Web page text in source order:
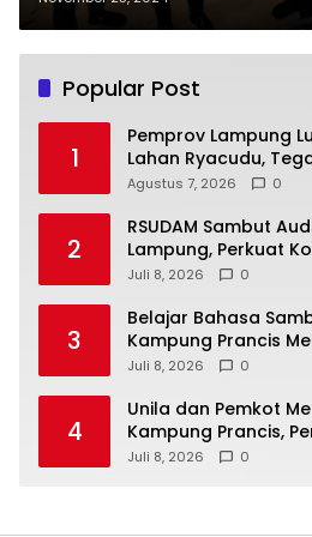
Popular Post
1
Pemprov Lampung
Lahan Ryacudu,
Dipersoalkan Bukan
Agustus 7, 2026 0
2
RSUDAM Sambut
Lampung, Perkuat
Pengembangan
Juli 8, 2026 0
3
Belajar Bahasa
Kampung Prancis
Masyarakat
Juli 8, 2026 0
4
Unila dan Pemkot
Kampung Prancis,
Berwawasan
Juli 8, 2026 0